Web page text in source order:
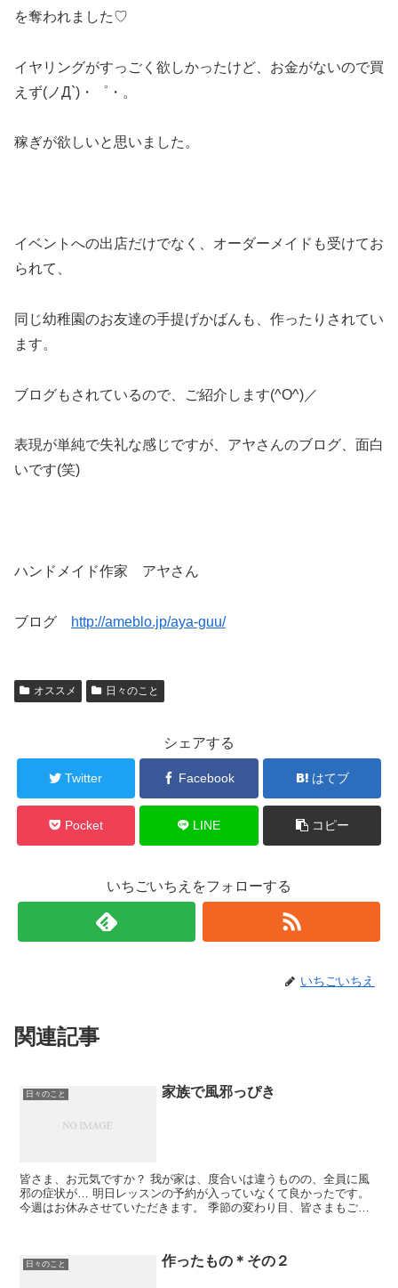
を奪われました♡
イヤリングがすっごく欲しかったけど、お金がないので買
えず(ノД`)・゜・。
稼ぎが欲しいと思いました。
イベントへの出店だけでなく、オーダーメイドも受けてお
られて、
同じ幼稚園のお友達の手提げかばんも、作ったりされてい
ます。
ブログもされているので、ご紹介します(^O^)／
表現が単純で失礼な感じですが、アヤさんのブログ、面白
いです(笑)
ハンドメイド作家 アヤさん
ブログ http://ameblo.jp/aya-guu/
オススメ 日々のこと
シェアする
Twitter Facebook はてブ
Pocket LINE コピー
いちごいちえをフォローする
いちごいちえ
関連記事
日々のこと 家族で風邪っぴき
皆さま、お元気ですか？ 我が家は、度合いは違うものの、全員に風
邪の症状が… 明日レッスンの予約が入っていなくて良かったです。
今週はお休みさせていただきます。 季節の変わり目、皆さまもご自
日々のこと 作ったもの＊その２